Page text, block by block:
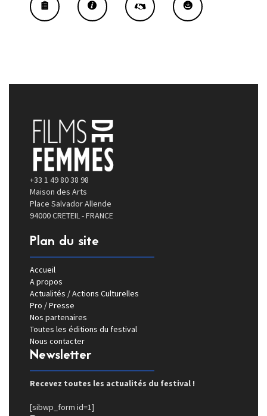
+33 1 49 80 38 98
Maison des Arts
Place Salvador Allende
94000 CRETEIL - FRANCE
Plan du site
Accueil
A propos
Actualités / Actions Culturelles
Pro / Presse
Nos partenaires
Toutes les éditions du festival
Nous contacter
Newsletter
Recevez toutes les actualités du festival !
[sibwp_form id=1]